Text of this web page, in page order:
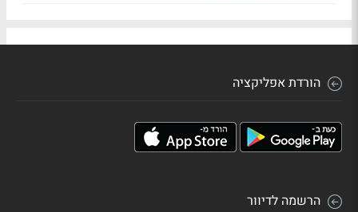
הורדת אפליקציה
הרשמה לדיוור